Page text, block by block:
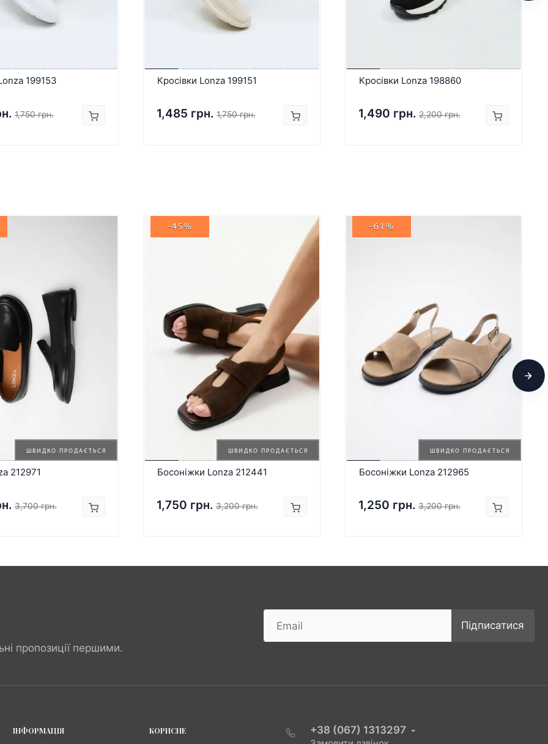
199153
1,750 грн.
Кросівки Lonza 199151
1,485 грн. 1,750 грн.
Кросівки Lonza 198860
1,490 грн. 2,200 грн.
ШВИДКО ПРОДАЄТЬСЯ
212971
3,700 грн.
ШВИДКО ПРОДАЄТЬСЯ
-45%
Босоніжки Lonza 212441
1,750 грн. 3,200 грн.
ШВИДКО ПРОДАЄТЬСЯ
-61%
Босоніжки Lonza 212965
1,250 грн. 3,200 грн.
пропозиції першими.
Підписатися
ІНФОРМАЦІЯ
КОРИСНЕ
+38 (067) 1313297